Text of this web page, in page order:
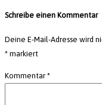
Schreibe einen Kommentar
Deine E-Mail-Adresse wird
* markiert
Kommentar *